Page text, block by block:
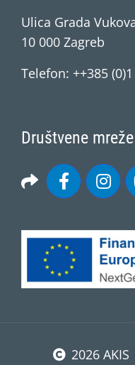
Ulica Grada
10 000 Zagreb
Telefon: ++385
Društvene mreže
2026